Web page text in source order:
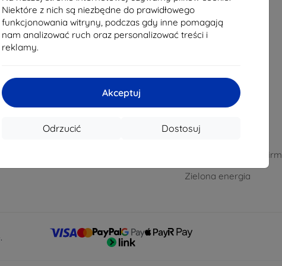
Niektóre z nich są niezbędne do prawidłowego
funkcjonowania witryny, podczas gdy inne pomagają
nam analizować ruch oraz personalizować treści i
reklamy.
Akceptuj
Dostosuj
Odrzucić
do
- 16:00
Cashback
Hurtowy
Ochrona danych
osobowych.
Kontakt
Zakup bez VAT dla firm
Zielona energia